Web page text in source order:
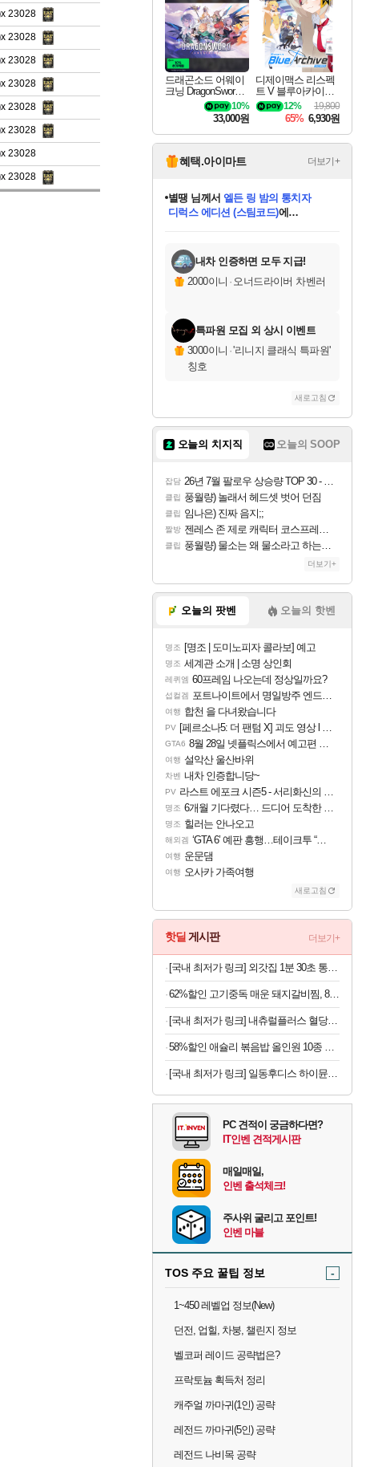
x 23028
x 23028
x 23028
x 23028
x 23028
x 23028
x 23028
x 23028
드래곤소드 어웨이
크닝 DragonSword A
10%
33,000원
디제이맥스 리스펙
트 V 블루아카이브
팩 DJMAX RESPE
CT V Blue Archive P
ack DLC
19,800
12%
65% 6,930원
혜택.아이마트 더보기+
교환.
별땡 님께서 엘든 링 밤의 통치자
디럭스 에디션 (스팀코드)에
당첨되셨습니다.
당첨되셨습니다.
당첨되셨습니다.
당첨되셨습니다.
당첨되셨습니다.
당첨되셨습니다.
에디션 (스팀코드)를 교환.
당첨되셨습니다.
내차 인증하면 모두 지급!
2000이니 · 오너드라이버 차벤러
특파원 모집 외 상시 이벤트
3000이니 ·'리니지 클래식 특파원'
칭호
새로고침
오늘의 치지직 오늘의 SOOP
잡담 26년 7월 팔로우 상승량 TOP 30 - 월간 치지직
클립 풍월량) 놀래서 헤드셋 벗어 던짐
클립 임나은) 진짜 음지;;
짤방 젠레스 존 제로 캐릭터 코스프레한 꽁주
클립 풍월량) 물소는 왜 물소라고 하는거야? 아! 그만 ㅋㅋ 알았어 ㅋㅋ
더보기+
오늘의 팟벤 오늘의 핫벤
명조 [명조 | 도미노피자 콜라보] 예고
명조 세계관 소개 | 소명 상인회
레퀴엠 60프레임 나오는데 정상일까요?
섭컬겜 포트나이트에서 명일방주 엔드필드 [펠리카] 판매 예정
여행 합천 을 다녀왔습니다
PV [페르소나5: 더 팬텀 X] 괴도 영상 l 타카마키 안·댄싱 스타
GTA6 8월 28일 넷플릭스에서 예고편 공개 예정
여행 설악산 울산바위
차벤 내차 인증합니당~
PV 라스트 에포크 시즌5 - 서리화신의 분노 티저
명조 6개월 기다렸다… 드디어 도착한 치사 메신저백! 실물 후기
명조 힐러는 안나오고
해외겜 ‘GTA 6’ 예판 흥행…테이크투 “내부 예상 크게 넘어”
여행 운문댐
여행 오사카 가족여행
새로고침
핫딜 게시판 더보기+
[국내 최저가 링크] 외갓집 1분 30초 통등심 돈까스, 650g, 1팩
62%할인 고기중독 매운 돼지갈비찜, 800g, 2개
[국내 최저가 링크] 내츄럴플러스 혈당건강 바나바, 90정, 2개
58%할인 애슐리 볶음밥 올인원 10종 세트, 1개
[국내 최저가 링크] 일동후디스 하이뮨 프로틴 밸런스 액티브, 바닐라봉봉 제로, 250ml, 18개
PC 견적이 궁금하다면?
IT인벤 견적게시판
매일매일,
인벤 출석체크!
주사위 굴리고 포인트!
인벤 마블
TOS 주요 꿀팁 정보 -
1~450 레벨업 정보(New)
던전, 업힐, 차붕, 챌린지 정보
벨코퍼 레이드 공략법은?
프락토늄 획득처 정리
캐주얼 까마귀(1인) 공략
레전드 까마귀(5인) 공략
레전드 나비목 공략